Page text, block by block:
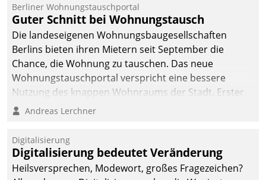
Berliner Wohnungstauschportal
Guter Schnitt bei Wohnungstausch
Die landeseigenen Wohnungsbaugesellschaften
Berlins bieten ihren Mietern seit September die
Chance, die Wohnung zu tauschen. Das neue
Wohnungstauschportal verspricht eine bessere
Nutzung des knappen Wohnraums der Stadt. Erster
Anwendungsfall für Datatrains Lösung API-Hub mit
Unternehmen.
Andreas Lerchner
Digitalisierung
Digitalisierung bedeutet Veränderung
Heilsversprechen, Modewort, großes Fragezeichen?